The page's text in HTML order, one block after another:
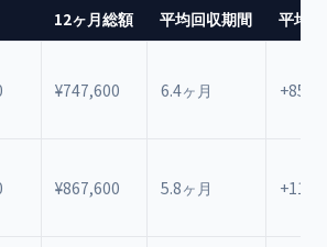
12ヶ月総額 平均回収期間 平均
¥747,600 6.4ヶ月 +85%
¥867,600 5.8ヶ月